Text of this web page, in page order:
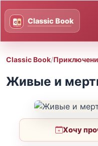
Classic Book/
Живые и
Хочу